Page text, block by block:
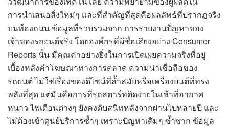
การนำเสนอสิ่งใหม่ๆ และที่สำคัญที่สุดคือผลลัพธ์ที่ปรากฏจริง
บนท้องถนน ข้อมูลที่รวบรวมจาก การรายงานปัญหาของ
เจ้าของรถยนต์จริง โดยองค์กรที่มีชื่อเสียงอย่าง Consumer
Reports นั้น มีคุณค่าอย่างยิ่งในการเปิดเผยความจริงที่อยู่
เบื้องหลังคำโฆษณาทางการตลาด ความน่าเชื่อถือของ
รถยนต์ ไม่ใช่เรื่องของดีไซน์ที่ล้ำสมัยหรือเครื่องยนต์ที่ทรง
พลังที่สุด แต่มันคือการที่รถสตาร์ทติดง่ายในเช้าที่อากาศ
หนาว ไฟเตือนต่างๆ ยังคงดับสนิทหลังจากผ่านไปหลายปี และ
ไม่ต้องเข้าศูนย์บริการซ้ำๆ เพราะปัญหาเดิมๆ ซ้ำซาก ข้อมูล